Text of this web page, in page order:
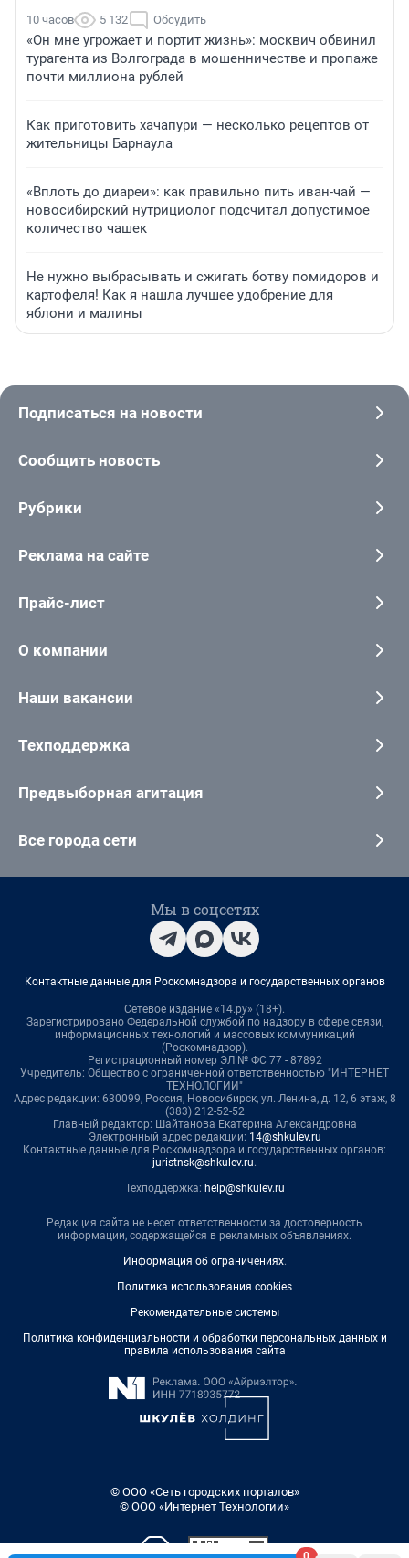
10 часов 5 132 Обсудить
«Он мне угрожает и портит жизнь»: москвич обвинил
турагента из Волгограда в мошенничестве и пропаже
почти миллиона рублей
Как приготовить хачапури — несколько рецептов от
жительницы Барнаула
«Вплоть до диареи»: как правильно пить иван-чай —
новосибирский нутрициолог подсчитал допустимое
количество чашек
Не нужно выбрасывать и сжигать ботву помидоров и
картофеля! Как я нашла лучшее удобрение для
яблони и малины
Подписаться на новости
Сообщить новость
Рубрики
Реклама на сайте
Прайс-лист
О компании
Наши вакансии
Техподдержка
Предвыборная агитация
Все города сети
Мы в соцсетях
Контактные данные для Роскомнадзора и государственных органов
Сетевое издание «14.ру» (18+).
Зарегистрировано Федеральной службой по надзору в сфере связи,
информационных технологий и массовых коммуникаций
(Роскомнадзор).
Регистрационный номер ЭЛ № ФС 77 - 87892
Учредитель: Общество с ограниченной ответственностью "ИНТЕРНЕТ
ТЕХНОЛОГИИ"
Адрес редакции: 630099, Россия, Новосибирск, ул. Ленина, д. 12, 6 этаж, 8
(383) 212-52-52
Главный редактор: Шайтанова Екатерина Александровна
Электронный адрес редакции: 14@shkulev.ru
Контактные данные для Роскомнадзора и государственных органов:
juristnsk@shkulev.ru.
Техподдержка: help@shkulev.ru
Редакция сайта не несет ответственности за достоверность
информации, содержащейся в рекламных объявлениях.
Информация об ограничениях.
Политика использования cookies
Рекомендательные системы
Политика конфиденциальности и обработки персональных данных и
правила использования сайта
© ООО «Сеть городских порталов»
© ООО «Интернет Технологии»